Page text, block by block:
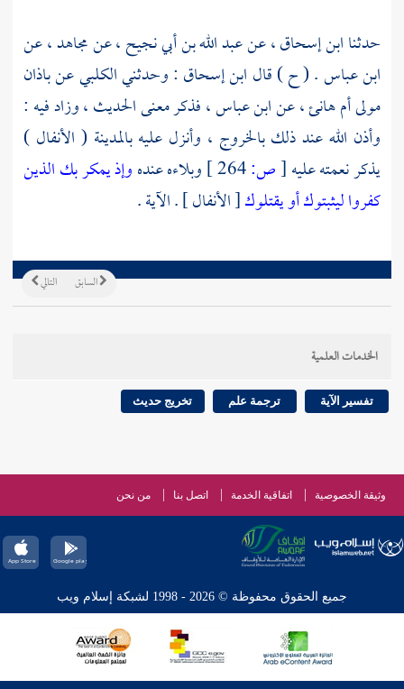
حدثناابن إسحاق، عنعبد الله بن أبي نجيح ،عنمجاهد ،عن
ابن عباس. ( ح ) قال ابن إسحاق : وحدثنيالكلبيعنباذان
مولى أم هانئ ،عنابن عباس ،فذكر معنى الحديث ، وزاد فيه :
وأذن الله عند ذلك بالخروج ، وأنزل عليهبالمدينة ( الأنفال )
يذكر نعمته عليه[ص: وبلاءه عندهوإذ يمكر بك الذين
كفروا ليثبتوك أو يقتلوك[ الأنفال ] . الآية .
التالي السابق
الخدمات العلمية
تفسير الآية ترجمة علم تخريج حديث
وثيقة الخصوصية اتفاقية الخدمة اتصل بنا من نحن
جميع الحقوق محفوظة © 2026 - 1998 لشبكة إسلام ويب